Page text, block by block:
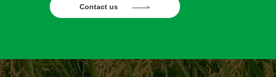
Contact us